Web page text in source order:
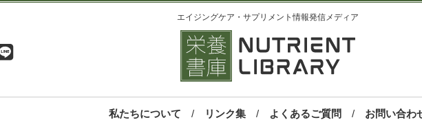
エイジングケア・サプリメント情報発信メディア
私たちについて リンク集 よくあるご質問 お問い合わ